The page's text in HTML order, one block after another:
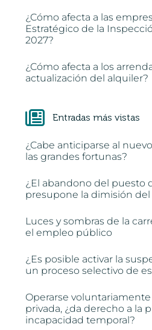
¿Cómo afecta a las
Estratégico de la
2027?
¿Cómo afecta a los
actualización del alquiler?
Entradas más vistas
¿Cabe anticiparse al
las grandes fortunas?
¿El abandono del puesto
presupone la dimisión del
Luces y sombras de la
el empleo público
¿Es posible activar la
un proceso selectivo de
Operarse
privada, ¿da derecho a la
incapacidad temporal?